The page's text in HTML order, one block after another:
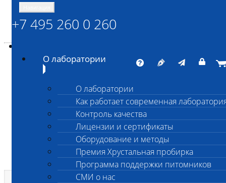
ШАНС БИО
Независимая ветеринарная лаборатория
+7 495 260 0 260
О лаборатории
О лаборатории
Как работает современная
Контроль качества
Лицензии и сертификаты
Оборудование и методы
Премия Хрустальная пробирка
Программа поддержки питомников
СМИ о нас